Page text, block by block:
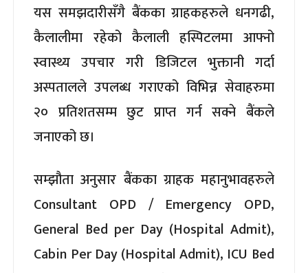
यस समझदारीसँगै बैंकका ग्राहकहरुले धनगढी,
कैलालीमा रहेको कैलाली हस्पिटलमा आफ्नो
स्वास्थ्य उपचार गरी डिजिटल भुक्तानी गर्दा
अस्पतालले उपलब्ध गराएको विभिन्न सेवाहरुमा
२० प्रतिशतसम्म छुट प्राप्त गर्न सक्ने बैंकले
जनाएको छ।
सम्झौता अनुसार बैंकका ग्राहक महानुभावहरुले
Consultant OPD / Emergency OPD,
General Bed per Day (Hospital Admit),
Cabin Per Day (Hospital Admit), ICU Bed